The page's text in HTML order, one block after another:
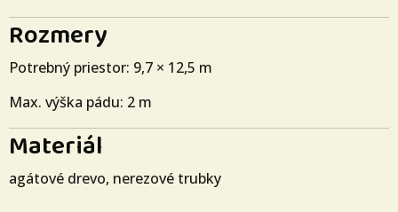
Rozmery
Potrebný priestor: 9,7 × 12,5 m
Max. výška pádu: 2 m
Materiál
agátové drevo, nerezové trubky